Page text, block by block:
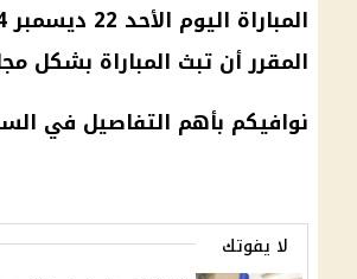
المباراة اليوم الأحد 22
ديسمبر 2024
المقرر أن تبث المباراة بشكل
نوافيكم بأهم التفاصيل في
لا يفوتك